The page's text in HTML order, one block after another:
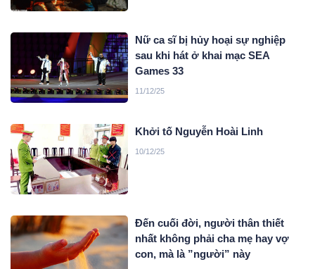
Nữ ca sĩ bị hủy hoại sự nghiệp
sau khi hát ở khai mạc SEA
Games 33
11/12/25
Khởi tố Nguyễn Hoài Linh
10/12/25
Đến cuối đời, người thân thiết
nhất không phải cha mẹ hay vợ
con, mà là ”người” này